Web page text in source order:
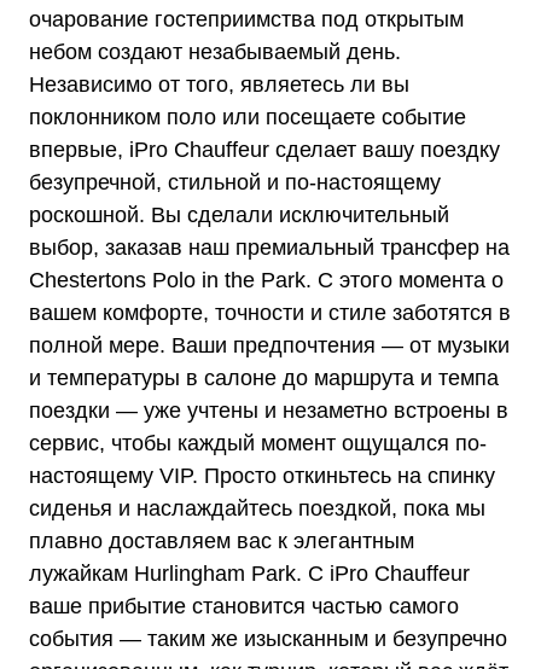
очарование гостеприимства под открытым
небом создают незабываемый день.
Независимо от того, являетесь ли вы
поклонником поло или посещаете событие
впервые, iPro Chauffeur сделает вашу поездку
безупречной, стильной и по-настоящему
роскошной. Вы сделали исключительный
выбор, заказав наш премиальный трансфер на
Chestertons Polo in the Park. С этого момента о
вашем комфорте, точности и стиле заботятся в
полной мере. Ваши предпочтения — от музыки
и температуры в салоне до маршрута и темпа
поездки — уже учтены и незаметно встроены в
сервис, чтобы каждый момент ощущался по-
настоящему VIP. Просто откиньтесь на спинку
сиденья и наслаждайтесь поездкой, пока мы
плавно доставляем вас к элегантным
лужайкам Hurlingham Park. С iPro Chauffeur
ваше прибытие становится частью самого
события — таким же изысканным и безупречно